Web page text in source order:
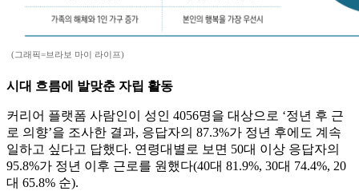
(그래픽=브라보 마이 라이프)
시대 흐름에 발맞춘 자립 활동
커리어 플랫폼 사람인이 성인 4056명을 대상으로 ‘정년 후 근
로 의향’을 조사한 결과, 응답자의 87.3%가 정년 후에도 계속
일하고 싶다고 답했다. 연령대별로 보면 50대 이상 응답자의
95.8%가 정년 이후 근로를 원했다(40대 81.9%, 30대 74.4%, 20
대 65.8% 순).